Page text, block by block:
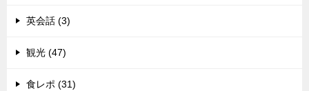
英会話 (3)
観光 (47)
食レポ (31)